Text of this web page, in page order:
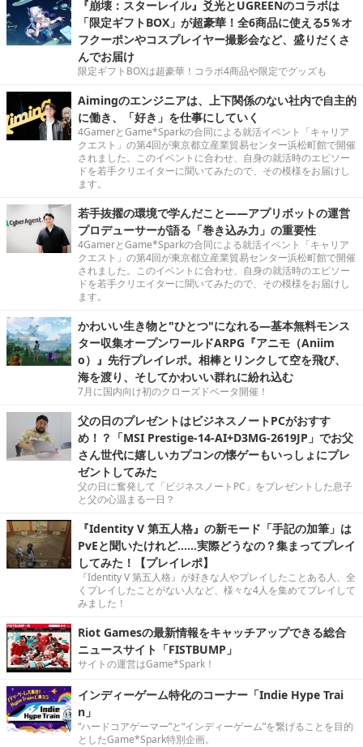
『崩壊：スターレイル』爻光とUGREENのコラボは
「限定ギフトBOX」が超豪華！全6商品に使える5％オ
フクーポンやコスプレイヤー撮影会など、盛りだくさ
んでお届け
限定ギフトBOXは超豪華！コラボ4商品や限定でグッズも
Aimingのエンジニアは、上下関係のない社内で自主的
に働き、「好き」を仕事にしていく
4GamerとGame*Sparkの合同による就活イベント「キャリア
クエスト」の第4回が東京都立産業貿易センター浜松町館で開催
されました。このイベントに合わせ、自身の就活時のエピソー
ドを若手クリエイターに聞いてみたので、その模様をお届けし
ます。
若手抜擢の環境で学んだこと――アプリボットの運営
プロデューサーが語る「巻き込み力」の重要性
4GamerとGame*Sparkの合同による就活イベント「キャリア
クエスト」の第4回が東京都立産業貿易センター浜松町館で開催
されました。このイベントに合わせ、自身の就活時のエピソー
ドを若手クリエイターに聞いてみたので、その模様をお届けし
ます。
かわいい生き物と"ひとつ"になれる―基本無料モンス
ター収集オープンワールドARPG『アニモ（Aniim
o）』先行プレイレポ。相棒とリンクして空を飛び、
海を渡り、そしてかわいい群れに紛れ込む
7月に国内向け初のクローズドベータ開催！
父の日のプレゼントはビジネスノートPCがおすす
め！？「MSI Prestige-14-AI+D3MG-2619JP」でお父
さん世代に嬉しいカプコンの懐ゲーもいっしょにプレ
ゼントしてみた
父の日に奮発して「ビジネスノートPC」をプレゼントした息子
と父の心温まる一日？
『Identity V 第五人格』の新モード「手記の加筆」は
PvEと聞いたけれど……実際どうなの？集まってプレイ
してみた！【プレイレポ】
『Identity V 第五人格』が好きな人やプレイしたことある人、全
くプレイしたことがない人など、様々な4人を集めてプレイして
みました！
Riot Gamesの最新情報をキャッチアップできる総合
ニュースサイト「FISTBUMP」
サイトの運営はGame*Spark！
インディーゲーム特化のコーナー「Indie Hype Trai
n」
“ハードコアゲーマー”と“インディーゲーム”を繋げることを目的
としたGame*Spark特別企画。